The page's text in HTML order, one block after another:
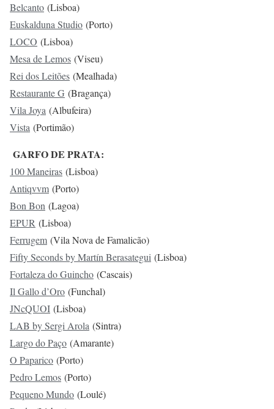
Belcanto (Lisboa)
Euskalduna Studio (Porto)
LOCO (Lisboa)
Mesa de Lemos (Viseu)
Rei dos Leitões (Mealhada)
Restaurante G (Bragança)
Vila Joya (Albufeira)
Vista (Portimão)
GARFO DE PRATA:
100 Maneiras (Lisboa)
Antiqvvm (Porto)
Bon Bon (Lagoa)
EPUR (Lisboa)
Ferrugem (Vila Nova de Famalicão)
Fifty Seconds by Martín Berasategui (Lisboa)
Fortaleza do Guincho (Cascais)
Il Gallo d’Oro (Funchal)
JNcQUOI (Lisboa)
LAB by Sergi Arola (Sintra)
Largo do Paço (Amarante)
O Paparico (Porto)
Pedro Lemos (Porto)
Pequeno Mundo (Loulé)